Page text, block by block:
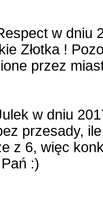
w dniu
Złotka !
przez
w dniu
przesady,
z 6, więc
:)